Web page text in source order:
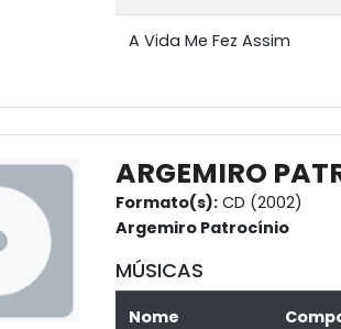
A Vida Me Fez Assim
ARGEMIRO
Formato(s): CD (2002)
Argemiro Patrocínio
MÚSICAS
Nome